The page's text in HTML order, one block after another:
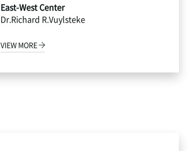
East-West Center
Dr.Richard R.Vuylsteke
VIEW MORE